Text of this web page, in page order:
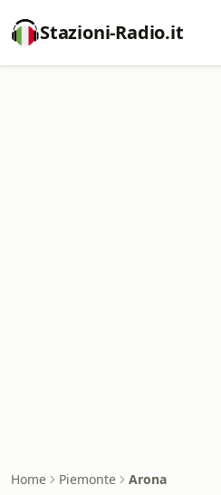
Stazioni-Radio.it
Home Piemonte Arona